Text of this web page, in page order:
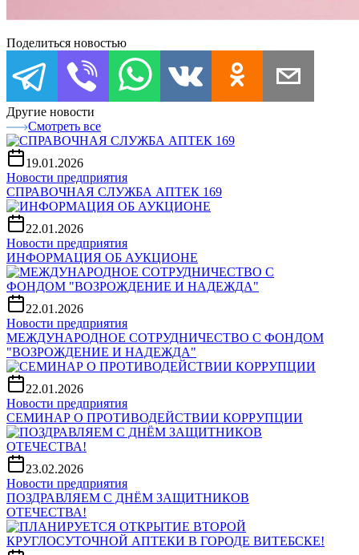
Поделиться новостью
Другие новости
Смотреть все
19.01.2026
Новости предприятия
СПРАВОЧНАЯ СЛУЖБА АПТЕК 169
22.01.2026
Новости предприятия
ИНФОРМАЦИЯ ОБ АУКЦИОНЕ
22.01.2026
Новости предприятия
МЕЖДУНАРОДНОЕ СОТРУДНИЧЕСТВО С ФОНДОМ
"ВОЗРОЖДЕНИЕ И НАДЕЖДА"
22.01.2026
Новости предприятия
СЕМИНАР О ПРОТИВОДЕЙСТВИИ КОРРУПЦИИ
23.02.2026
Новости предприятия
ПОЗДРАВЛЯЕМ С ДНЁМ ЗАЩИТНИКОВ
ОТЕЧЕСТВА!